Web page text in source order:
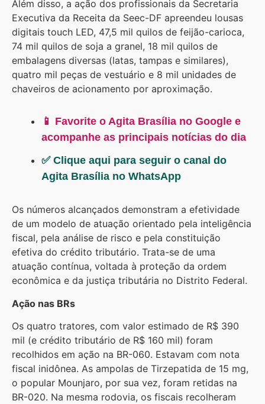
Além disso, a ação dos profissionais da Secretaria
Executiva da Receita da Seec-DF apreendeu lousas
digitais touch LED, 47,5 mil quilos de feijão-carioca,
74 mil quilos de soja a granel, 18 mil quilos de
embalagens diversas (latas, tampas e similares),
quatro mil peças de vestuário e 8 mil unidades de
chaveiros de acionamento por aproximação.
📱 Favorite o Agita Brasília no Google e
acompanhe as principais notícias do dia
✅ Clique aqui para seguir o canal do
Agita Brasília no WhatsApp
Os números alcançados demonstram a efetividade
de um modelo de atuação orientado pela inteligência
fiscal, pela análise de risco e pela constituição
efetiva do crédito tributário. Trata-se de uma
atuação contínua, voltada à proteção da ordem
econômica e da justiça tributária no Distrito Federal.
Ação nas BRs
Os quatro tratores, com valor estimado de R$ 390
mil (e crédito tributário de R$ 160 mil) foram
recolhidos em ação na BR-060. Estavam com nota
fiscal inidônea. As ampolas de Tirzepatida de 15 mg,
o popular Mounjaro, por sua vez, foram retidas na
BR-020. Na mesma rodovia, os fiscais recolheram